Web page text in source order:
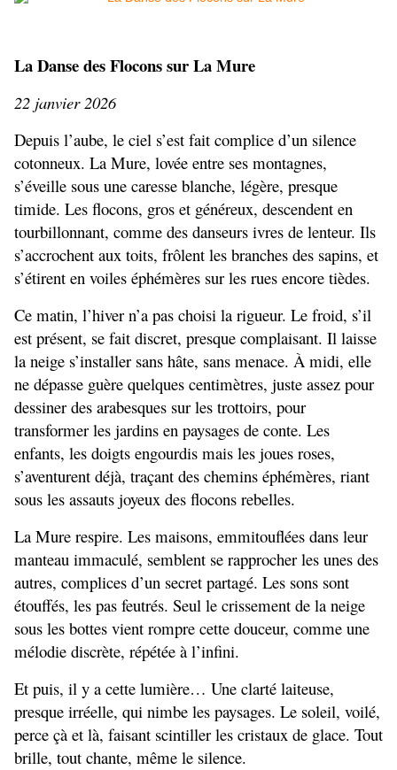
La Danse des Flocons sur La Mure
22 janvier 2026
Depuis l’aube, le ciel s’est fait complice d’un silence
cotonneux. La Mure, lovée entre ses montagnes,
s’éveille sous une caresse blanche, légère, presque
timide. Les flocons, gros et généreux, descendent en
tourbillonnant, comme des danseurs ivres de lenteur. Ils
s’accrochent aux toits, frôlent les branches des sapins, et
s’étirent en voiles éphémères sur les rues encore tièdes.
Ce matin, l’hiver n’a pas choisi la rigueur. Le froid, s’il
est présent, se fait discret, presque complaisant. Il laisse
la neige s’installer sans hâte, sans menace. À midi, elle
ne dépasse guère quelques centimètres, juste assez pour
dessiner des arabesques sur les trottoirs, pour
transformer les jardins en paysages de conte. Les
enfants, les doigts engourdis mais les joues roses,
s’aventurent déjà, traçant des chemins éphémères, riant
sous les assauts joyeux des flocons rebelles.
La Mure respire. Les maisons, emmitouflées dans leur
manteau immaculé, semblent se rapprocher les unes des
autres, complices d’un secret partagé. Les sons sont
étouffés, les pas feutrés. Seul le crissement de la neige
sous les bottes vient rompre cette douceur, comme une
mélodie discrète, répétée à l’infini.
Et puis, il y a cette lumière… Une clarté laiteuse,
presque irréelle, qui nimbe les paysages. Le soleil, voilé,
perce çà et là, faisant scintiller les cristaux de glace. Tout
brille, tout chante, même le silence.